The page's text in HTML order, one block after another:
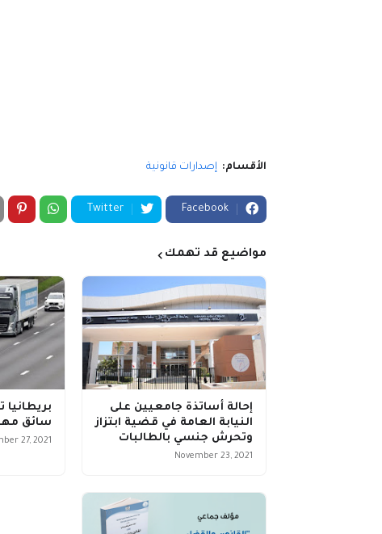
الأقسام: إصدارات قانونية
Facebook
Twitter
مواضيع قد تهمك
إحالة أساتذة جامعيين على
النيابة العامة في قضية ابتزاز
وتحرش جنسي بالطالبات
November 23, 2021
سائق
27, 2021